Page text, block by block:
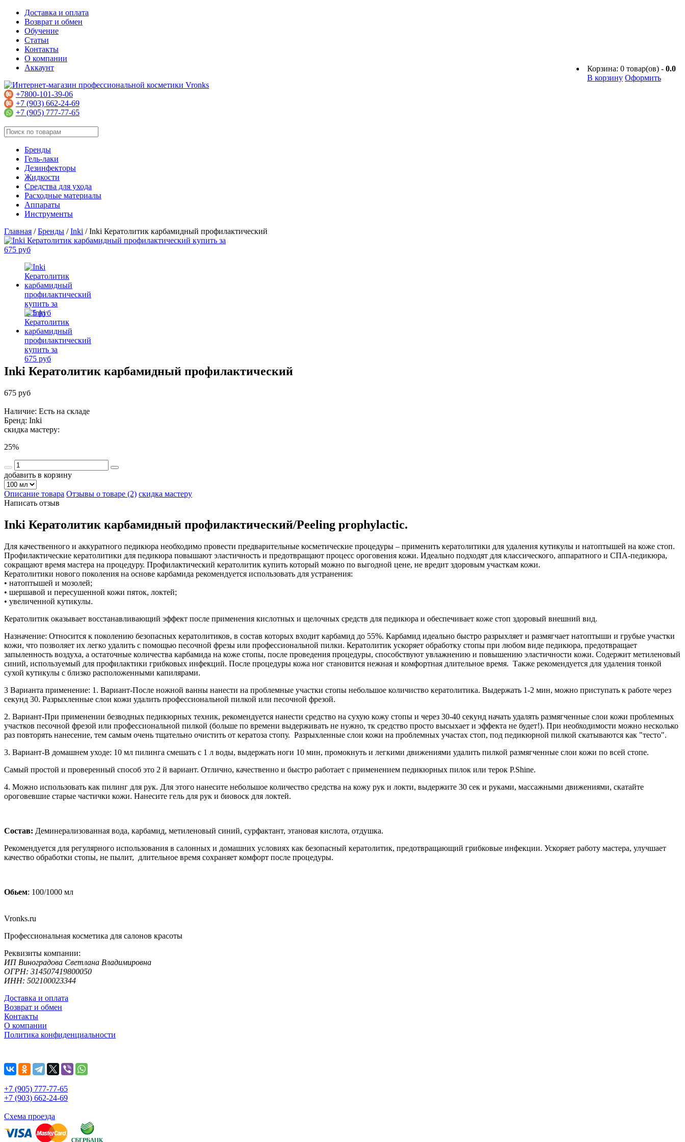
Доставка и оплата
Возврат и обмен
Обучение
Статьи
Контакты
О компании
Корзина: 0 товар(ов) - 0.0
В корзину Оформить
Аккаунт
+7800-101-39-06
+7 (903) 662-24-69
+7 (905) 777-77-65
Бренды
Гель-лаки
Дезинфекторы
Жидкости
Средства для ухода
Расходные материалы
Аппараты
Инструменты
Главная /Бренды /Inki /Inki Кератолитик карбамидный профилактический
Inki Кератолитик карбамидный профилактический
675 руб
Наличие: Есть на складе
Бренд: Inki
скидка мастеру:
25%
добавить в корзину
Описание товара Отзывы о товаре (2) скидка мастеру
Написать отзыв
Inki Кератолитик карбамидный профилактический/Peeling prophylactic.
Для качественного и аккуратного педикюра необходимо провести предварительные косметические процедуры – применить кератолитики для удаления кутикулы и натоптышей на коже стоп.
Профилактические кератолитики для педикюра повышают эластичность и предотвращают процесс ороговения кожи. Идеально подходят для классического, аппаратного и СПА-педикюра,
сокращают время мастера на процедуру. Профилактический кератолитик купить который можно по выгодной цене, не вредит здоровым участкам кожи.
Кератолитики нового поколения на основе карбамида рекомендуется использовать для устранения:
• натоптышей и мозолей;
• шершавой и пересушенной кожи пяток, локтей;
• увеличенной кутикулы.
Кератолитик оказывает восстанавливающий эффект после применения кислотных и щелочных средств для педикюра и обеспечивает коже стоп здоровый внешний вид.
Назначение: Относится к поколению безопасных кератолитиков, в состав которых входит карбамид до 55%. Карбамид идеально быстро разрыхляет и размягчает натоптыши и грубые участки
кожи, что позволяет их легко удалить c помощью песочной фрезы или профессиональной пилки. Кератолитик ускоряет обработку стопы при любом виде педикюра, предотвращает
запыленность воздуха, а остаточные количества карбамида на коже стопы, после проведения процедуры, способствуют увлажнению и повышению эластичности кожи. Содержит метиленовый
синий, используемый для профилактики грибковых инфекций. После процедуры кожа ног становится нежная и комфортная длительное время. Также рекомендуется для удаления тонкой
сухой кутикулы с близко расположенными капилярами.
3 Варианта применение: 1. Вариант-После ножной ванны нанести на проблемные участки стопы небольшое количиство кератолитика. Выдержать 1-2 мин, можно приступать к работе через
секунд 30. Разрыхленные слои кожи удалить профессиональной пилкой или песочной фрезой.
2. Вариант-При применении безводных педикюрных техник, рекомендуется нанести средство на сухую кожу стопы и через 30-40 секунд начать удалять размягченные слои кожи проблемных
участков песочной фрезой или профессиональной пилкой (больше по времени выдерживать не нужно, тк средство просто высыхает и эффекта не будет!). При необходимости можно несколько
раз повторять нанесение, тем самым очень тщательно очистить от кератоза стопу. Разрыхленные слои кожи на проблемных участах стоп, под педикюрной пилкой скатываются как "тесто".
3. Вариант-В домашнем уходе: 10 мл пилинга смешать с 1 л воды, выдержать ноги 10 мин, промокнуть и легкими движениями удалить пилкой размягченные слои кожи по всей стопе.
Самый простой и проверенный способ это 2 й вариант. Отлично, качественно и быстро работает с применением педикюрных пилок или терок P.Shine.
4. Можно использовать как пилинг для рук. Для этого нанесите небольшое количество средства на кожу рук и локти, выдержите 30 сек и руками, массажными движениями, скатайте
ороговевшие старые частички кожи. Нанесите гель для рук и биовоск для локтей.
Состав: Деминерализованная вода, карбамид, метиленовый синий, сурфактант, этановая кислота, отдушка.
Рекомендуется для регулярного использования в салонных и домашних условиях как безопасный кератолитик, предотвращающий грибковые инфекции. Ускоряет работу мастера, улучшает
качество обработки стопы, не пылит, длительное время сохраняет комфорт после процедуры.
Обьем: 100/1000 мл
Vronks.ru
Профессиональная косметика для салонов красоты
Реквизиты компании:
ИП Виноградова Светлана Владимировна
ОГРН: 314507419800050
ИНН: 502100023344
Доставка и оплата
Возврат и обмен
Контакты
О компании
Политика конфиденциальности
+7 (905) 777-77-65
+7 (903) 662-24-69
Схема проезда